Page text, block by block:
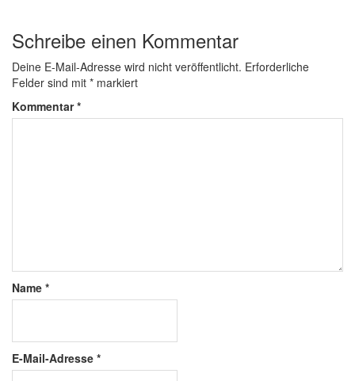
Schreibe einen Kommentar
Deine E-Mail-Adresse wird nicht veröffentlicht. Erforderliche
Felder sind mit * markiert
Kommentar*
Name *
E-Mail-Adresse *